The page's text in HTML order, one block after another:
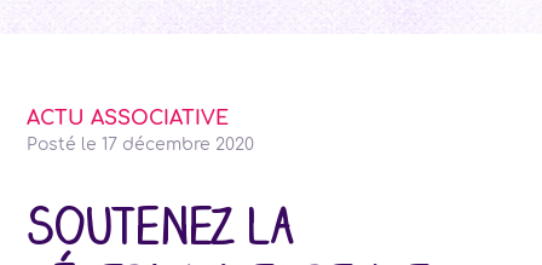
ACTU ASSOCIATIVE
Posté le17 décembre 2020
Soutenez La